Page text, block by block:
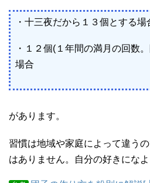
・十三夜だから１３個とする場
・１２個(１年間の満月の回数
場合
があります。
習慣は地域や家庭によって違う
はありません。自分の好きにな